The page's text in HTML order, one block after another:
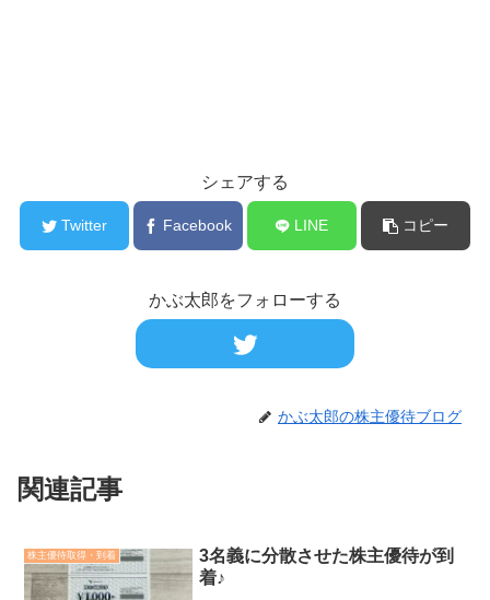
シェアする
Twitter Facebook LINE コピー
かぶ太郎をフォローする
かぶ太郎の株主優待ブログ
関連記事
株主優待取得・到着
3名義に分散させた株主優待が到
着♪